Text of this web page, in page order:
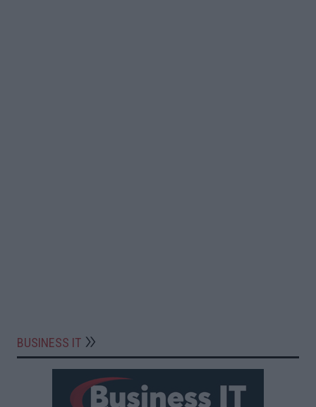
BUSINESS IT